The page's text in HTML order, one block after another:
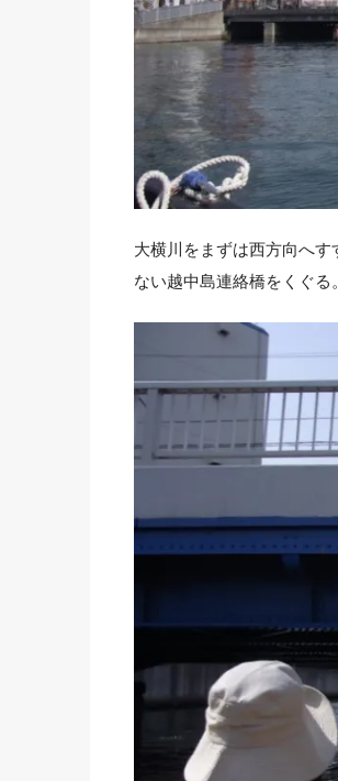
大横川をまずは西方向へ
ない越中島連絡橋をくぐる